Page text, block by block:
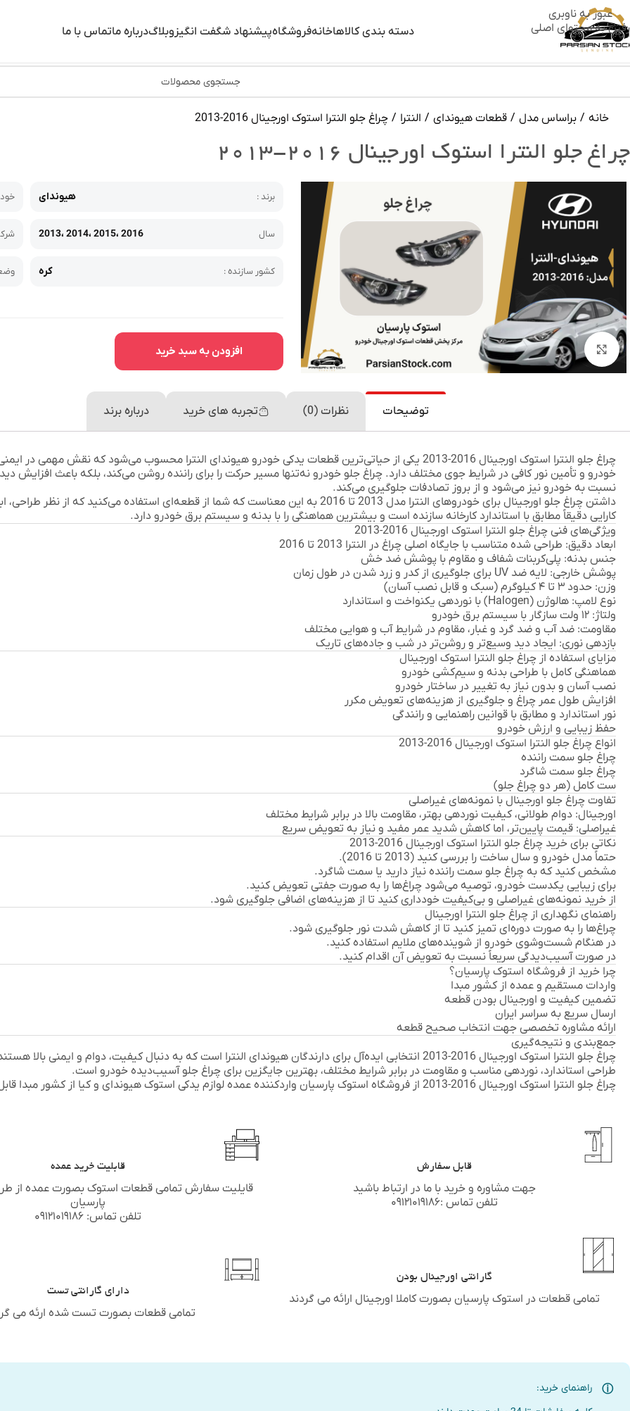
عبور به ناوبری
رفتن به محتوای اصلی
دسته بندی کالاهاخانهفروشگاهپیشنهاد شگفت انگیز وبلاگدرباره ماتماس با ما
خانه / براساس مدل / قطعات هیوندای / النترا / چراغ جلو النترا استوک اورجینال 2016-2013
چراغ جلو النترا استوک اورجینال ۲۰۱۶-۲۰۱۳
بزرگنمایی تصویر
برند : هیوندای
سال 2013، 2014، 2015، 2016
کشور سازنده : کره
افزودن به سبد خرید
توضیحات نظرات (0) تجربه های خرید درباره برند
چراغ جلو النترا استوک اورجینال 2016-2013
یکی از حیاتی‌ترین قطعات یدکی خودرو هیوندای النترا محسوب می‌شود که نقش مهمی در ایمنی
خودرو و تأمین نور کافی در شرایط جوی مختلف دارد. چراغ جلو خودرو نه‌تنها مسیر حرکت را برای راننده روشن می‌کند، بلکه باعث افزایش دید
نسبت به خودرو نیز می‌شود و از بروز تصادفات جلوگیری می‌کند.
داشتن چراغ جلو اورجینال برای خودروهای النترا مدل 2013 تا 2016 به این معناست که شما از قطعه‌ای استفاده می‌کنید که از نظر
کارایی دقیقاً مطابق با استاندارد کارخانه سازنده است و بیشترین هماهنگی را با بدنه و سیستم برق خودرو دارد.
ویژگی‌های فنی چراغ جلو النترا استوک اورجینال 2016-2013
ابعاد دقیق: طراحی شده متناسب با جایگاه اصلی چراغ در النترا 2013 تا 2016
جنس بدنه: پلی‌کربنات شفاف و مقاوم با پوشش ضد خش
پوشش خارجی: لایه ضد UV برای جلوگیری از کدر و زرد شدن در طول زمان
وزن: حدود ۳ تا ۴ کیلوگرم (سبک و قابل نصب آسان)
نوع لامپ: هالوژن (Halogen) با نوردهی یکنواخت و استاندارد
ولتاژ:
مقاومت: ضد آب و ضد گرد و غبار، مقاوم در شرایط آب و هوایی مختلف
بازدهی نوری: ایجاد دید وسیع‌تر و روشن‌تر در شب و جاده‌های تاریک
مزایای استفاده از چراغ جلو النترا استوک اورجینال
هماهنگی کامل با طراحی بدنه و سیم‌کشی خودرو
نصب آسان و بدون نیاز به تغییر در ساختار خودرو
افزایش طول عمر چراغ و جلوگیری از هزینه‌های تعویض مکرر
نور استاندارد و مطابق با قوانین راهنمایی و رانندگی
حفظ زیبایی و ارزش خودرو
انواع چراغ جلو النترا استوک اورجینال 2016-2013
چراغ جلو سمت راننده
چراغ جلو سمت شاگرد
ست کامل (هر دو چراغ جلو)
تفاوت چراغ جلو اورجینال با نمونه‌های غیراصلی
اورجینال: دوام طولانی، کیفیت نوردهی بهتر، مقاومت بالا در برابر شرایط مختلف
غیراصلی: قیمت پایین‌تر، اما کاهش شدید عمر مفید و نیاز به تعویض سریع
نکاتی برای خرید چراغ جلو النترا استوک اورجینال 2016-2013
حتماً مدل خودرو و سال ساخت را بررسی کنید (2013 تا 2016).
مشخص کنید که به چراغ جلو سمت راننده نیاز دارید یا سمت شاگرد.
برای زیبایی یکدست خودرو، توصیه می‌شود چراغ‌ها را به صورت جفتی تعویض کنید.
از خرید نمونه‌های غیراصلی و بی‌کیفیت خودداری کنید تا از هزینه‌های اضافی جلوگیری شود.
راهنمای نگهداری از چراغ جلو النترا اورجینال
چراغ‌ها را به صورت دوره‌ای تمیز کنید تا از کاهش شدت نور جلوگیری شود.
در هنگام شست‌وشوی خودرو از شوینده‌های ملایم استفاده کنید.
در صورت آسیب‌دیدگی سریعاً نسبت به تعویض آن اقدام کنید.
چرا خرید از فروشگاه استوک پارسیان؟
واردات مستقیم و عمده از کشور مبدا
تضمین کیفیت و اورجینال بودن قطعه
ارسال سریع به سراسر ایران
ارائه مشاوره تخصصی جهت انتخاب صحیح قطعه
جمع‌بندی و نتیجه‌گیری
چراغ جلو النترا استوک اورجینال 2016-2013 انتخابی ایده‌آل برای دارندگان هیوندای النترا است که به دنبال کیفیت، دوام و ایمنی
طراحی استاندارد، نوردهی مناسب و مقاومت در برابر شرایط مختلف، بهترین جایگزین برای چراغ جلو آسیب‌دیده خودرو است.
چراغ جلو النترا استوک اورجینال 2016-2013 از فروشگاه
استوک پارسیان واردکننده عمده لوازم یدکی استوک هیوندای وکیا از کشور مبدا
قابل سفارش
جهت مشاوره و خرید با ما در ارتباط باشید
تلفن تماس :۰۹۱۲۱۰۱۹۱۸۶
گارانتی اورجینال بودن
تمامی قطعات در استوک پارسیان بصورت کاملا اورجینال ارائه می گردند
قابلیت خرید عمده
قایلیت سفارش تمامی قطعات استوک بصورت عمده از
پارسیان
تلفن تماس: ۰۹۱۲۱۰۱۹۱۸۶
دارای گارانتی تست
تمامی قطعات بصورت تست شده ارئه می
راهنمای خرید: